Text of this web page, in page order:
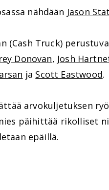
nähdään Jason
(Cash Truck)
Donovan, Josh
ja Scott Eastwood.
arvokuljetuksen
päihittää rikolliset
epäillä.